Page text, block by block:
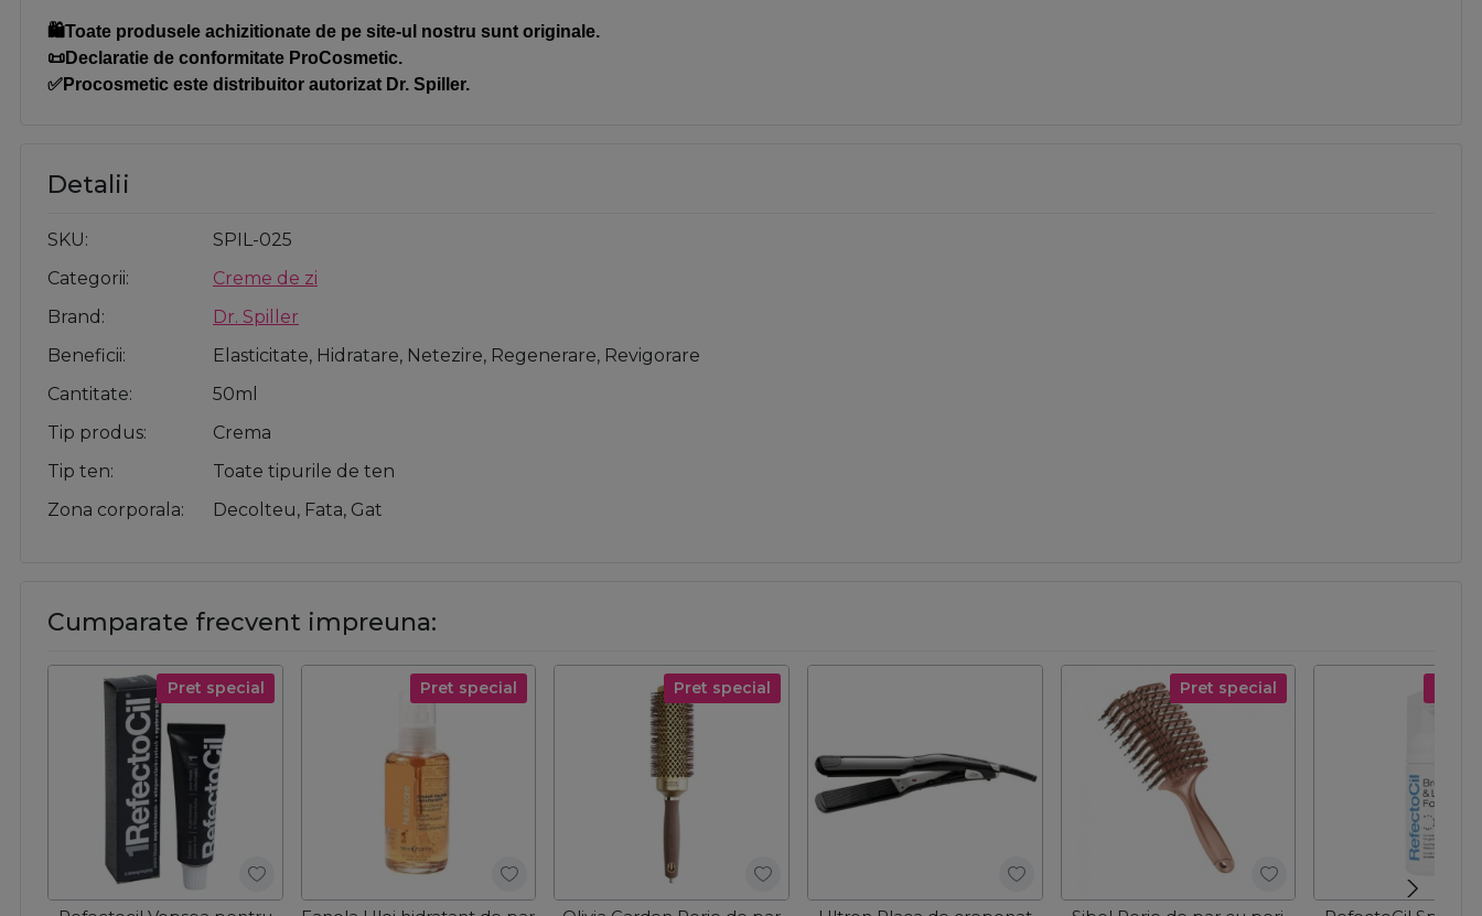
🛍️Toate produsele achizitionate de pe site-ul nostru sunt originale.
📜Declaratie de conformitate ProCosmetic.
✅Procosmetic este distribuitor autorizat Dr. Spiller.
Detalii
SKU
SPIL-025
Categorii
Creme de zi
Brand
Dr. Spiller
Beneficii
Elasticitate, Hidratare, Netezire, Regenerare, Revigorare
Cantitate
50ml
Tip produs
Crema
Tip ten
Toate tipurile de ten
Zona corporala
Decolteu, Fata, Gat
Cumparate frecvent impreuna:
Pret special Pret special Pret special Pret special